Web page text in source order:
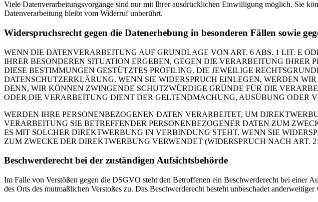
Viele Datenverarbeitungsvorgänge sind nur mit Ihrer ausdrücklichen Einwilligung möglich. Sie
Datenverarbeitung bleibt vom Widerruf unberührt.
Widerspruchsrecht gegen die Datenerhebung in besonderen Fällen sowie
WENN DIE DATENVERARBEITUNG AUF GRUNDLAGE VON ART. 6 ABS. 1 LIT. E
IHRER BESONDEREN SITUATION ERGEBEN, GEGEN DIE VERARBEITUNG
DIESE BESTIMMUNGEN GESTÜTZTES PROFILING. DIE JEWEILIGE
DATENSCHUTZERKLÄRUNG. WENN SIE WIDERSPRUCH EINLEGEN, WERDEN
DENN, WIR KÖNNEN ZWINGENDE SCHUTZWÜRDIGE GRÜNDE FÜR DIE
ODER DIE VERARBEITUNG DIENT DER GELTENDMACHUNG, AUSÜBUNG ODER
WERDEN IHRE PERSONENBEZOGENEN DATEN VERARBEITET, UM
VERARBEITUNG SIE BETREFFENDER PERSONENBEZOGENER DATEN ZUM
ES MIT SOLCHER DIREKTWERBUNG IN VERBINDUNG STEHT. WENN SIE
ZUM ZWECKE DER DIREKTWERBUNG VERWENDET (WIDERSPRUCH NACH ART.
Beschwerde­recht bei der zuständigen Aufsichts­behörde
Im Falle von Verstößen gegen die DSGVO steht den Betroffenen ein Beschwerderecht bei einer
des Orts des mutmaßlichen Verstoßes zu. Das Beschwerderecht besteht unbeschadet